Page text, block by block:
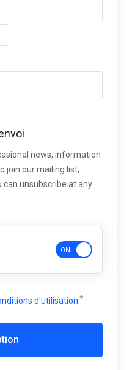
news, information
join our mailing list,
can unsubscribe at any
d'utilisation